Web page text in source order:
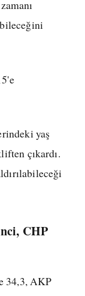
yaş
çıkardı.
CHP
34,3, AKP